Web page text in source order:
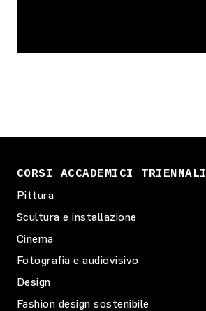
CORSI ACCADEMICI TRIENNALI
Pittura
Scultura e installazione
Cinema
Fotografia e audiovisivo
Design
Fashion design sostenibile